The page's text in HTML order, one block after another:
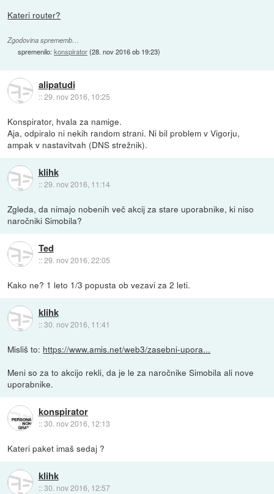
Kateri router?
Zgodovina sprememb…
spremenilo:konspirator(28. nov 2016 ob 19:23)
alipatudi
::29. nov 2016, 10:25
Konspirator, hvala za namige.
Aja, odpiralo ni nekih random strani. Ni bil problem v Vigorju,
ampak v nastavitvah (DNS strežnik).
klihk
::29. nov 2016, 11:14
Zgleda, da nimajo nobenih več akcij za stare uporabnike, ki niso
naročniki Simobila?
Ted
::29. nov 2016, 22:05
Kako ne? 1 leto 1/3 popusta ob vezavi za 2 leti.
klihk
::30. nov 2016, 11:41
Misliš to: https://www.amis.net/web3/zasebni-upora...
Meni so za to akcijo rekli, da je le za naročnike Simobila ali nove
uporabnike.
konspirator
::30. nov 2016, 12:13
Kateri paket imaš sedaj ?
klihk
::30. nov 2016, 12:57